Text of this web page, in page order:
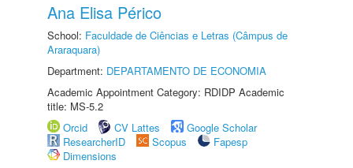
Ana Elisa Périco
School: Faculdade de Ciências e Letras (Câmpus de
Araraquara)
Department: DEPARTAMENTO DE ECONOMIA
Academic Appointment Category: RDIDP Academic
title: MS-5.2
Orcid
CV Lattes
Google Scholar
ResearcherID
Scopus
Fapesp
Dimensions